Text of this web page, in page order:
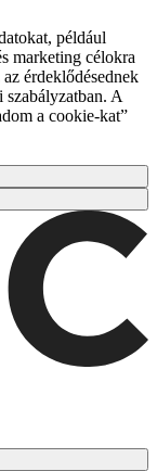
például
marketing célokra
érdeklődésednek
A
a cookie-kat”